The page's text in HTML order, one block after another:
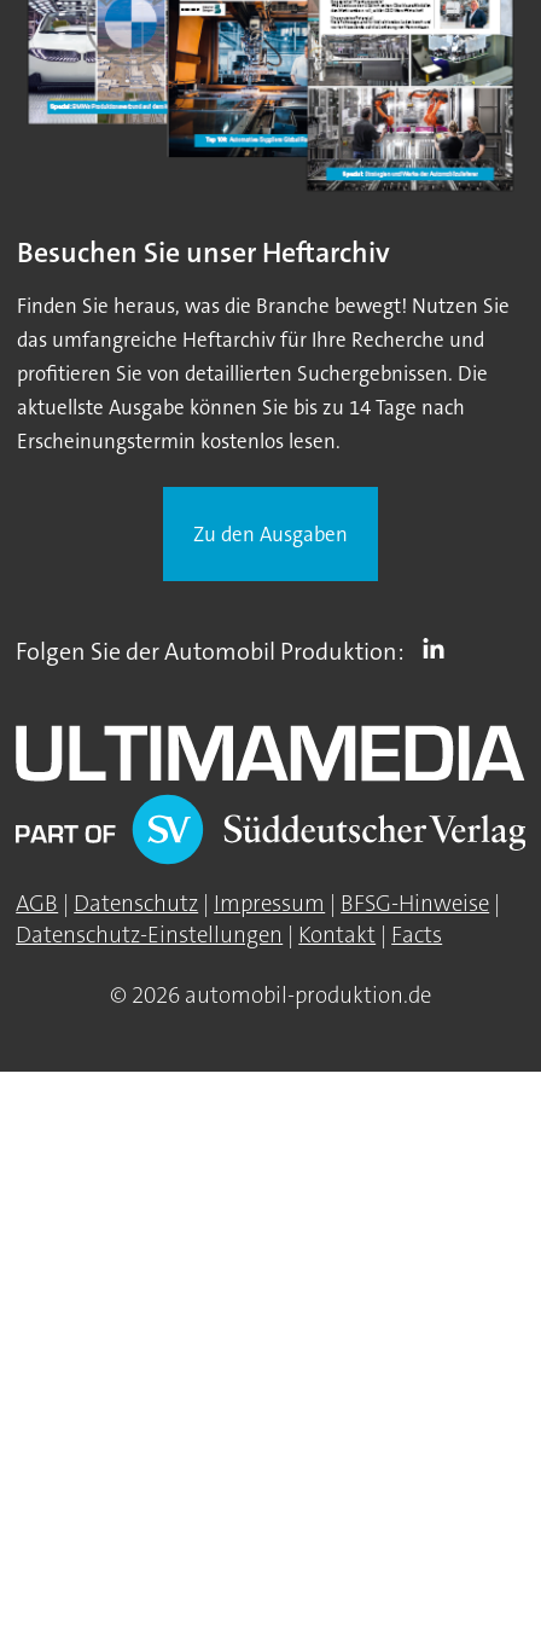
Besuchen Sie unser Heftarchiv
Finden Sie heraus, was die Branche bewegt! Nutzen Sie
das umfangreiche Heftarchiv für Ihre Recherche und
profitieren Sie von detaillierten Suchergebnissen. Die
aktuellste Ausgabe können Sie bis zu 14 Tage nach
Erscheinungstermin kostenlos lesen.
Zu den Ausgaben
Folgen Sie der Automobil Produktion:
AGB | Datenschutz | Impressum | BFSG-Hinweise |
Datenschutz-Einstellungen | Kontakt | Facts
© 2026 automobil-produktion.de